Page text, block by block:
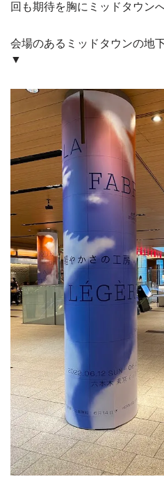
回も期待を胸にミッドタウンへ
会場のあるミッドタウンの地
▼